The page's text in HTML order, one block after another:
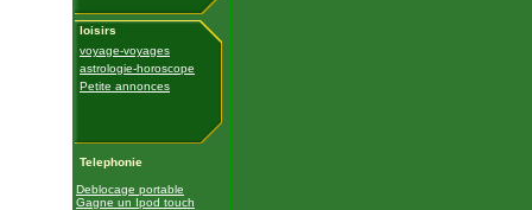
loisirs
voyage-voyages
astrologie-horoscope
Petite annonces
Telephonie
Deblocage portable
Gagne un Ipod touch